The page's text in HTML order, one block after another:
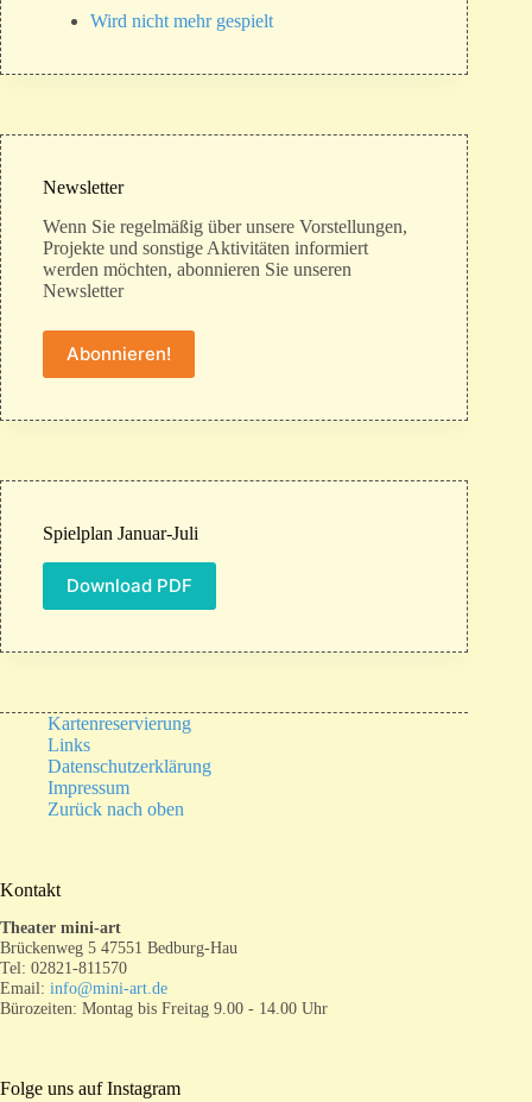
Wird nicht mehr gespielt
Newsletter
Wenn Sie regelmäßig über unsere Vorstellungen,
Projekte und sonstige Aktivitäten informiert
werden möchten, abonnieren Sie unseren
Newsletter
Abonnieren!
Spielplan Januar-Juli
Download PDF
Kartenreservierung
Links
Datenschutzerklärung
Impressum
Zurück nach oben
Kontakt
Theater mini-art
Brückenweg 5 47551 Bedburg-Hau
Tel: 02821-811570
Email: info@mini-art.de
Bürozeiten: Montag bis Freitag 9.00 - 14.00 Uhr
Folge uns auf Instagram